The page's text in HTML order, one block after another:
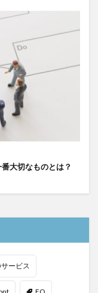
大切なものとは？
ービス